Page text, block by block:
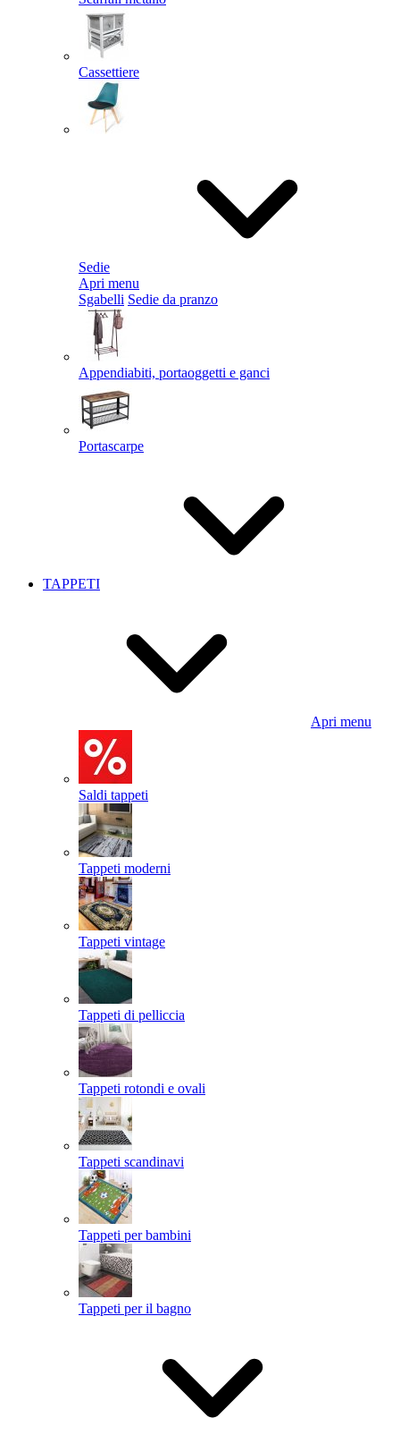
Cassettiere
Sedie
Apri menu
Sgabelli Sedie da pranzo
Appendiabiti, portaoggetti e ganci
Portascarpe
TAPPETI
Apri menu
Saldi tappeti
Tappeti moderni
Tappeti vintage
Tappeti di pelliccia
Tappeti rotondi e ovali
Tappeti scandinavi
Tappeti per bambini
Tappeti per il bagno